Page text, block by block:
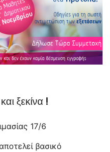
ξεκίνα !
17/6
βασικό